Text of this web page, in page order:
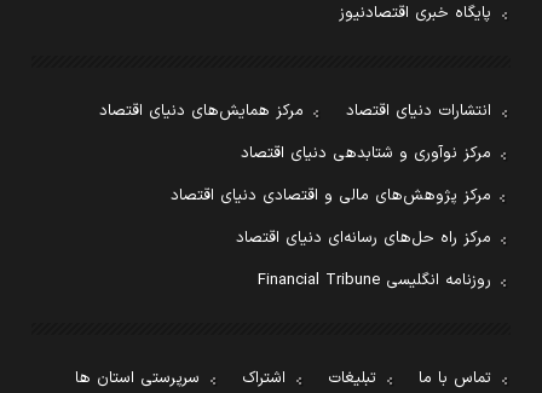
پایگاه خبری اقتصادنیوز
انتشارات دنیای اقتصاد
مرکز همایش‌های دنیای اقتصاد
مرکز نوآوری و شتابدهی دنیای اقتصاد
مرکز پژوهش‌های مالی و اقتصادی دنیای اقتصاد
مرکز راه حل‌های رسانه‌ای دنیای اقتصاد
روزنامه انگلیسی Financial Tribune
تماس با ما تبلیغات اشتراک سرپرستی استان ها